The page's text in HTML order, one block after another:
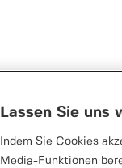
Lassen Sie uns
Indem Sie Cookies
Media-Funktionen